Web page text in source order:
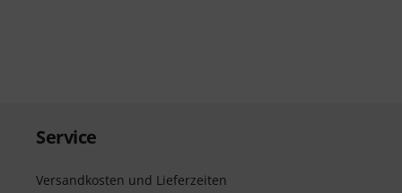
Service
Versandkosten und Lieferzeiten